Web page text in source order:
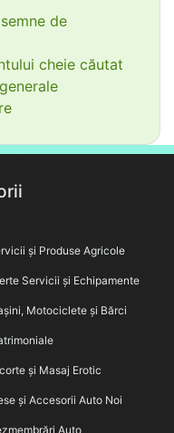
de
cheie căutat
și Produse Agricole
Servicii și Echipamente
Motociclete și Bărci
și Masaj Erotic
și Accesorii Auto Noi
Auto